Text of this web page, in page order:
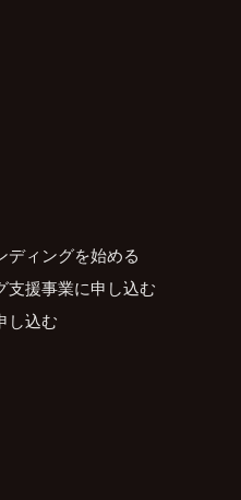
ディングを始める
支援事業に申し込む
し込む